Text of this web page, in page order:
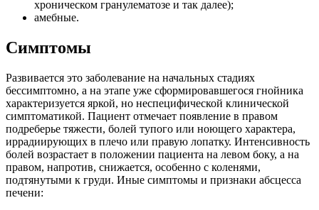
хроническом гранулематозе и так далее);
амебные.
Симптомы
Развивается это заболевание на начальных стадиях
бессимптомно, а на этапе уже сформировавшегося гнойника
характеризуется яркой, но неспецифической клинической
симптоматикой. Пациент отмечает появление в правом
подреберье тяжести, болей тупого или ноющего характера,
иррадиирующих в плечо или правую лопатку. Интенсивность
болей возрастает в положении пациента на левом боку, а на
правом, напротив, снижается, особенно с коленями,
подтянутыми к груди. Иные симптомы и признаки абсцесса
печени: